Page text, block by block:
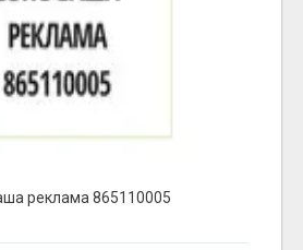
реклама 865110005